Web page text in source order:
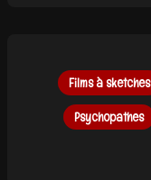
Films à sketches
Psychopathes